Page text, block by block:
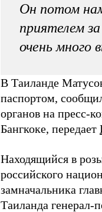
Он потом
приятелем
очень много
В Таиланде
паспортом,
органов на пресс-
Бангкоке, передает
Находящийся в
российского
замначальника
Таиланда генерал-